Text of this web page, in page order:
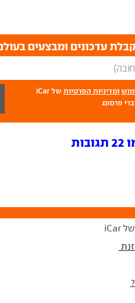
עדכונים ומבצעים
ומדיניות הפרטיות
של iCar
פרסום.
של iCar